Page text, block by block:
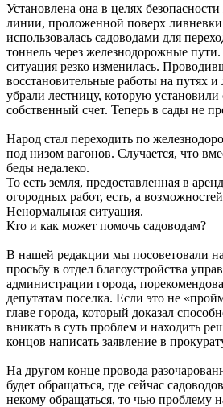
Установлена она в целях
линии, проложенной поверх
использовалась садоводами для
тоннель через железнодорожные
ситуация резко изменилась.
восстановительные работы на путях и
убрали лестницу, которую установили
собственный счет. Теперь в сады не
Народ стал переходить по
под низом вагонов. Случается, что
беды недалеко.
То есть земля, предоставленная в
огородных работ, есть, а
Ненормальная ситуация.
Кто и как может помочь садоводам?
В нашей редакции мы посоветовали
просьбу в отдел благоустройства
администрации города,
депутатам поселка. Если это не
главе города, который доказал
вникать в суть проблем и находить
концов написать заявление в
На другом конце провода
будет обращаться, где сейчас
некому обращаться, то чью проблему